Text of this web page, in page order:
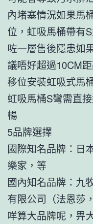
內堵塞情況如果馬
位，虹吸馬桶帶有
咗一層售後隱患如
議唔好超過10CM距
移位安裝虹吸式馬
虹吸馬桶S彎需直
暢
5品牌選擇
國際知名品牌：日
樂家，等
國內知名品牌：九
有限公司（法恩莎
咩算大品牌呢，畀